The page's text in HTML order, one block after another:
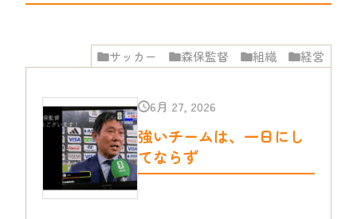
サッカー 森保監督 組織 経営
6月 27, 2026
強いチームは、一日にし
てならず